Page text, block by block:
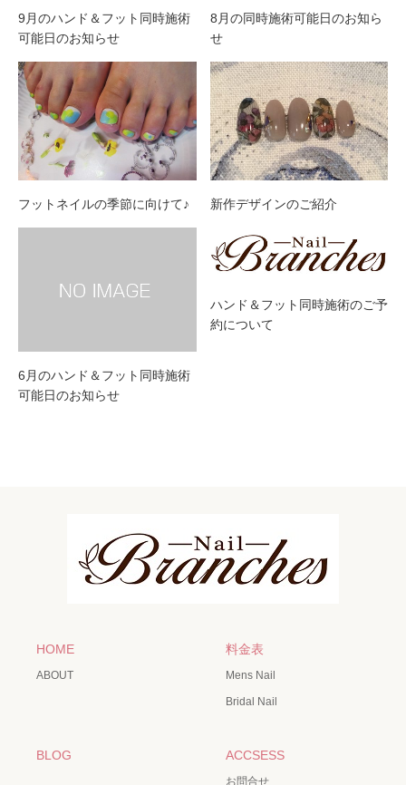
9月のハンド＆フット同時施術
可能日のお知らせ
8月の同時施術可能日のお知ら
せ
フットネイルの季節に向けて♪ 新作デザインのご紹介
6月のハンド＆フット同時施術
可能日のお知らせ
ハンド＆フット同時施術のご予
約について
HOME
ABOUT
料金表
Mens Nail
Bridal Nail
BLOG ACCSESS
お問合せ